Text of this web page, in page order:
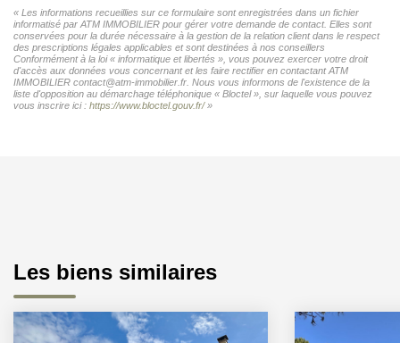
« Les informations recueillies sur ce formulaire sont enregistrées dans un fichier
informatisé par ATM IMMOBILIER pour gérer votre demande de contact. Elles sont
conservées pour la durée nécessaire à la gestion de la relation client dans le respect
des prescriptions légales applicables et sont destinées à nos conseillers
Conformément à la loi « informatique et libertés », vous pouvez exercer votre droit
d'accès aux données vous concernant et les faire rectifier en contactant ATM
IMMOBILIER contact@atm-immobilier.fr. Nous vous informons de l'existence de la
liste d'opposition au démarchage téléphonique « Bloctel », sur laquelle vous pouvez
vous inscrire ici : https://www.bloctel.gouv.fr/»
Les biens similaires